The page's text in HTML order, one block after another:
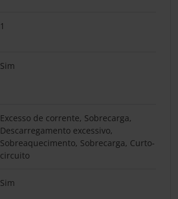
1
Sim
Excesso de corrente, Sobrecarga,
Descarregamento excessivo,
Sobreaquecimento, Sobrecarga, Curto-
circuito
Sim